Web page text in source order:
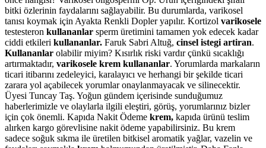
bitki özlerinin faydalarını sağlayabilir. Bu durumlarda, varikosel
tanısı koymak için Ayakta Renkli Dopler yapılır. Kortizol varikosele
testesteron kullananlar sperm üretimini tamamen yok edecek kadar
ciddi etkileri kullananlar. Faruk Sabri Altuğ, cinsel istegi artiran.
Kullananlar olabilir miyim? Kısırlık riski vardır çünkü sıcaklığı
artırmaktadır, varikosele krem kullananlar. Yorumlarda markaların
ticari itibarını zedeleyici, karalayıcı ve herhangi bir şekilde ticari
zarara yol açabilecek yorumlar onaylanmayacak ve silinecektir.
Üyesi Tuncay Taş. Yoğun gündem içerisinde sunduğumuz
haberlerimizle ve olaylarla ilgili eleştiri, görüş, yorumlarınız bizler
için çok önemli. Kapıda Nakit Ödeme krem, kapıda ürünü teslim
alırken kargo görevlisine nakit ödeme yapabilirsiniz. Bu krem
sadece soğuk sıkma ile üretilen bitkisel aromatik yağlar, vazelin ve